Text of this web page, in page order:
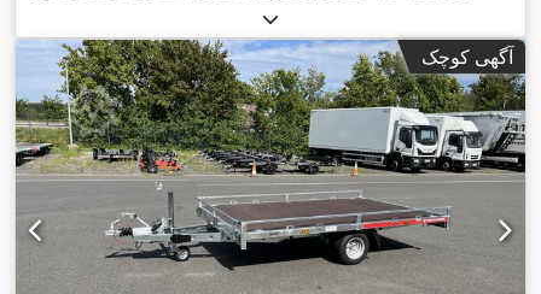
, طول فضای بارگیری:
فضای بارگیری:۱٬۶۰۰ میلی‌متر , طول کل:۳٬۶۰۰ میلی‌متر
, عرض
کل:۲٬۱۵۵ میلی‌متر , سایز تایر: 155/70 R13 , حداکثر سرعت:۱۰۰
کیلومتر/ساعت, ترمز تریلر:تریلر بدون ترمز ,
آگهی کوچک